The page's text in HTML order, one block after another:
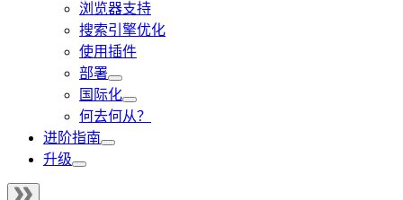
浏览器支持
搜索引擎优化
使用插件
部署
国际化
何去何从？
进阶指南
升级